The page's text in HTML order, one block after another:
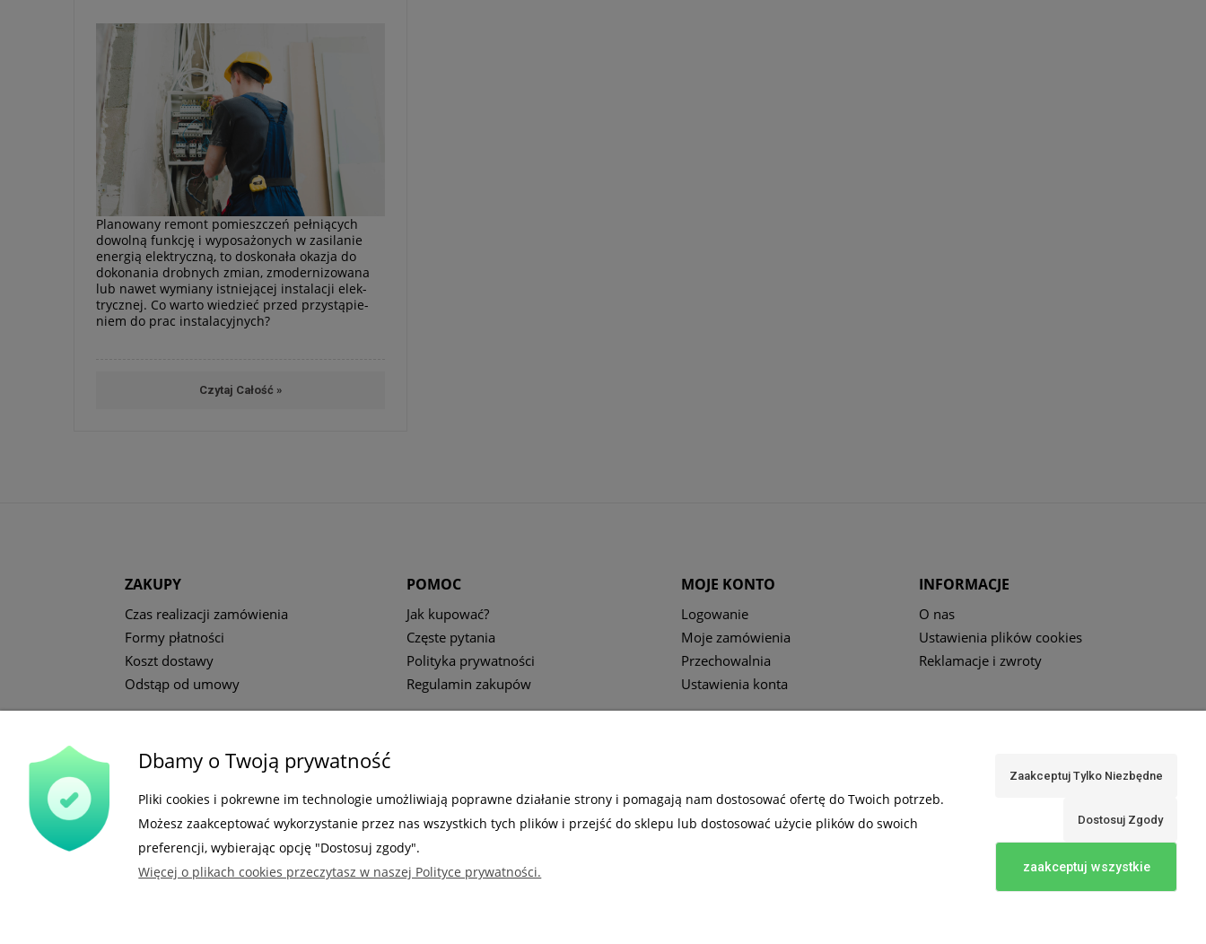
Pla­no­wany remont pomiesz­czeń peł­nią­cych
dowolną funk­cję i wypo­sa­żo­nych w zasi­la­nie
ener­gią elek­tryczną, to dosko­nała oka­zja do
doko­na­nia drob­nych zmian, zmo­der­ni­zo­wana
lub nawet wymiany ist­nie­ją­cej insta­la­cji elek­
trycz­nej. Co warto wie­dzieć przed przy­stą­pie­
niem do prac insta­la­cyj­nych?
Czytaj Całość »
ZAKUPY
Czas realizacji zamówienia
Formy płatności
Koszt dostawy
Odstąp od umowy
POMOC
Jak kupować?
Częste pytania
Polityka prywatności
Regulamin zakupów
MOJE KONTO
Logowanie
Moje zamówienia
Przechowalnia
Ustawienia konta
INFORMACJE
O nas
Ustawienia plików cookies
Reklamacje i zwroty
Gdzie nas możesz znaleźć
Dbamy o Twoją prywatność
Pliki cookies i pokrewne im technologie umożliwiają poprawne działanie strony i pomagają nam dostosować ofertę do Twoich potrzeb.
Możesz zaakceptować wykorzystanie przez nas wszystkich tych plików i przejść do sklepu lub dostosować użycie plików do swoich
preferencji, wybierając opcję "Dostosuj zgody".
Więcej o plikach cookies przeczytasz w naszej Polityce prywatności.
Zaakceptuj Tylko Niezbędne
Dostosuj Zgody
zaakceptuj wszystkie